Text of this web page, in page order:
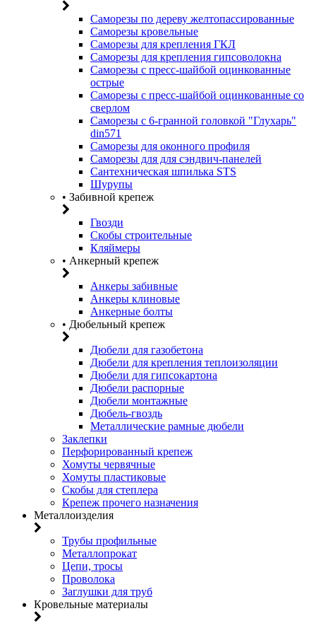
Саморезы по дереву желтопассированные
Саморезы кровельные
Саморезы для крепления ГКЛ
Саморезы для крепления гипсоволокна
Саморезы с пресс-шайбой оцинкованные
острые
Саморезы с пресс-шайбой оцинкованные со
сверлом
Саморезы с 6-гранной головкой "Глухарь"
din571
Саморезы для оконного профиля
Саморезы для для сэндвич-панелей
Сантехническая шпилька STS
Шурупы
• Забивной крепеж
Гвозди
Скобы строительные
Кляймеры
• Анкерный крепеж
Анкеры забивные
Анкеры клиновые
Анкерные болты
• Дюбельный крепеж
Дюбели для газобетона
Дюбели для крепления теплоизоляции
Дюбели для гипсокартона
Дюбели распорные
Дюбели монтажные
Дюбель-гвоздь
Металлические рамные дюбели
Заклепки
Перфорированный крепеж
Хомуты червячные
Хомуты пластиковые
Скобы для степлера
Крепеж прочего назначения
Металлоизделия
Трубы профильные
Металлопрокат
Цепи, тросы
Проволока
Заглушки для труб
Кровельные материалы